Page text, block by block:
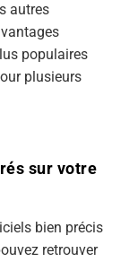
autres
populaires
plusieurs
sur votre
bien précis
retrouver